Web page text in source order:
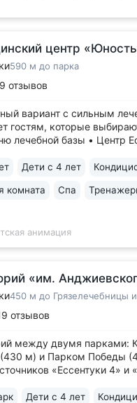
центр
590 м до парка
отзывов
вариант с сильным
гостям, которые
лечебной базы • Центр
зала им. Шаляпина,
в реабилитации и
Дети с 4 лет
комната Спа
анимация
«им.
450 м до Грязелечебницы
отзывов
между двумя парками:
м) и Парком Победы
«Ессентуки 4» и
санаториев курорта,
Дети с 4 лет